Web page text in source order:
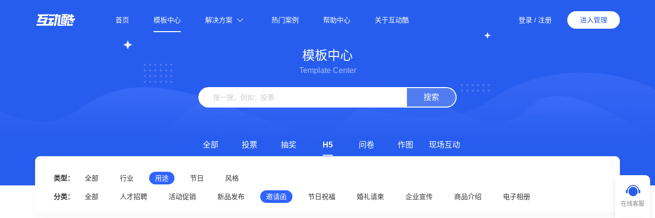
首页 模板中心 解决方案 热门案例 帮助中心 关于互动酷 登录 / 注册 进入管理
模板中心
Template Center
搜索
全部 投票 抽奖 H5 问卷 作图 现场互动
类型： 全部 行业 用途 节日 风格
分类： 全部 人才招聘 活动促销 新品发布 邀请函 节日祝福 婚礼请柬 企业宣传 商品介绍 电子相册
在线客服